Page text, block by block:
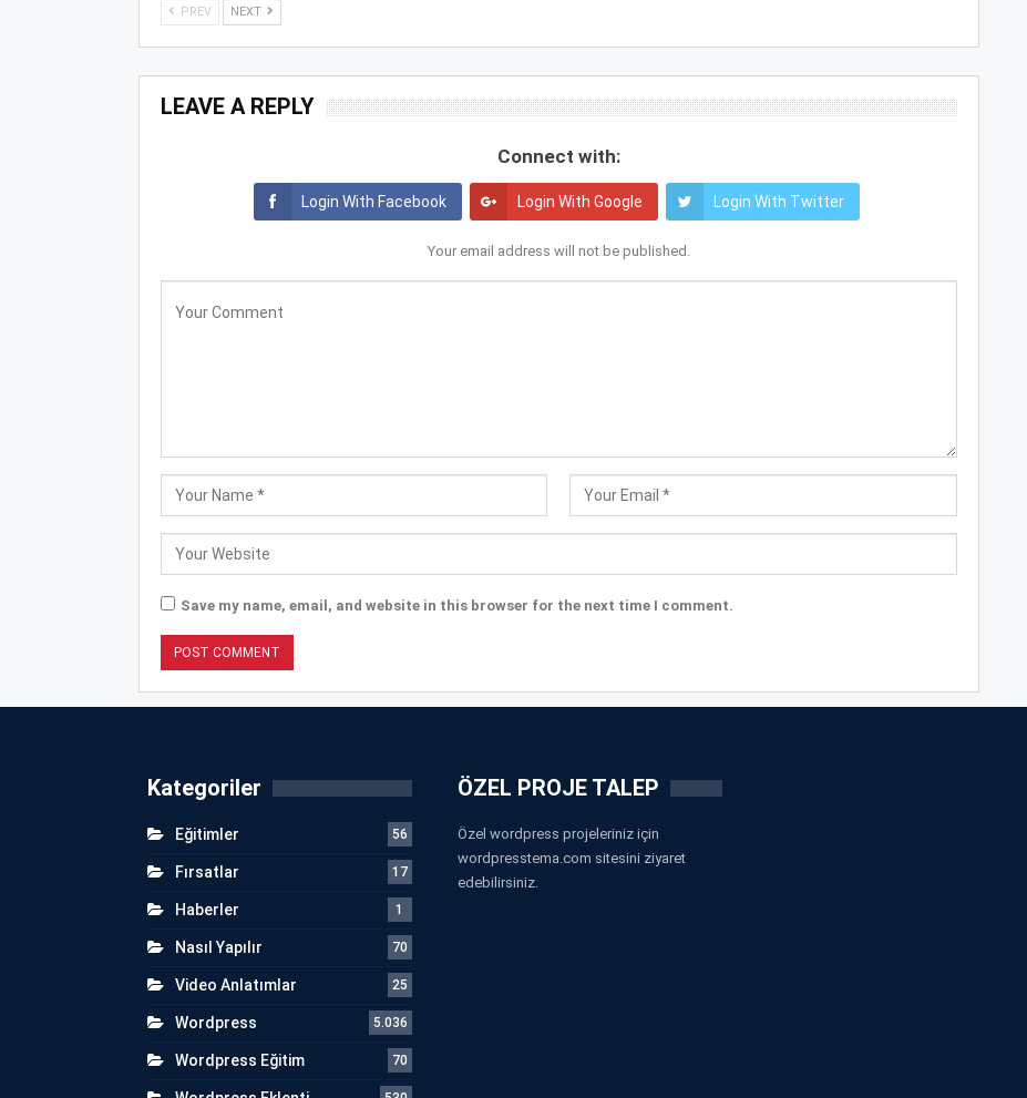
PREV NEXT
LEAVE A REPLY
Connect with:
Login With Facebook Login With Google Login With Twitter
Your email address will not be published.
Save my name, email, and website in this browser for the next time I comment.
Kategoriler
Eğitimler 56
Fırsatlar 17
Haberler 1
Nasıl Yapılır 70
Video Anlatımlar 25
Wordpress 5.036
Wordpress Eğitim 70
ÖZEL PROJE TALEP
Özel wordpress projeleriniz için
wordpresstema.com sitesini ziyaret
edebilirsiniz.